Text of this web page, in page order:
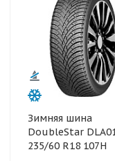
Зимняя шина
DoubleStar
235/60 R18 107H